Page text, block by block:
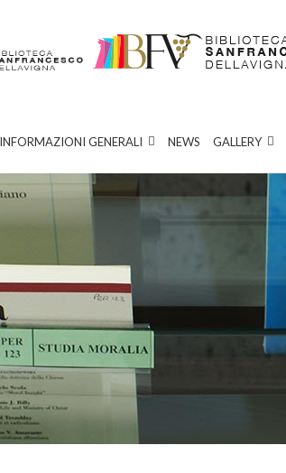
INFORMAZIONI GENERALI NEWS GALLERY